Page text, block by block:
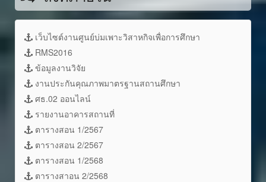
เว็บไซต์งานศูนย์บ่มเพาะวิสาหกิจเพื่อการศึกษา
RMS2016
ข้อมูลงานวิจัย
งานประกันคุณภาพมาตรฐานสถานศึกษา
ศธ.02 ออนไลน์
รายงานอาคารสถานที่
ตารางสอน 1/2567
ตารางสอน 2/2567
ตารางสอน 1/2568
ตารางสาอน 2/2568